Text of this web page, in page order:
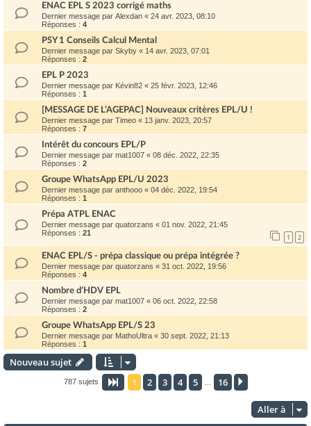
ENAC EPL S 2023 corrigé maths
Dernier message par Alexdan « 24 avr. 2023, 08:10
Réponses : 4
PSY 1 Conseils Calcul Mental
Dernier message par Skyby « 14 avr. 2023, 07:01
Réponses : 2
EPL P 2023
Dernier message par Kévin82 « 25 févr. 2023, 12:46
Réponses : 1
[MESSAGE DE L’AGEPAC] Nouveaux critères EPL/U !
Dernier message par Timeo « 13 janv. 2023, 20:57
Réponses : 7
Intérêt du concours EPL/P
Dernier message par mat1007 « 08 déc. 2022, 22:35
Réponses : 2
Groupe WhatsApp EPL/U 2023
Dernier message par anthooo « 04 déc. 2022, 19:54
Réponses : 1
Prépa ATPL ENAC
Dernier message par quatorzans « 01 nov. 2022, 21:45
Réponses : 21 1 2
ENAC EPL/S - prépa classique ou prépa intégrée ?
Dernier message par quatorzans « 31 oct. 2022, 19:56
Réponses : 4
Nombre d’HDV EPL
Dernier message par mat1007 « 06 oct. 2022, 22:58
Réponses : 2
Groupe WhatsApp EPL/S 23
Dernier message par MathoUltra « 30 sept. 2022, 21:13
Réponses : 1
Nouveau sujet
787 sujets Page 1sur16
1 2 3 4 5 16
Aller à